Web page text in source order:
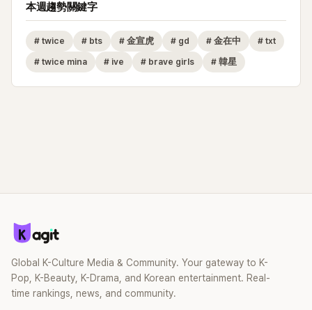
本週趨勢關鍵字
# twice # bts # 金宣虎 # gd # 金在中 # txt
# twice mina # ive # brave girls # 韓星
Global K-Culture Media & Community. Your gateway to K-
Pop, K-Beauty, K-Drama, and Korean entertainment. Real-
time rankings, news, and community.